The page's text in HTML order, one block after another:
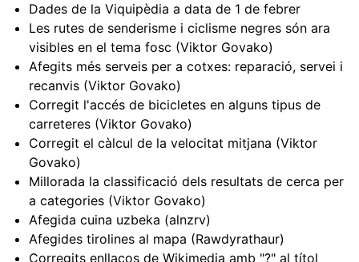
Dades de la Viquipèdia a data de 1 de febrer
Les rutes de senderisme i ciclisme negres són ara
visibles en el tema fosc (Viktor Govako)
Afegits més serveis per a cotxes: reparació, servei i
recanvis (Viktor Govako)
Corregit l'accés de bicicletes en alguns tipus de
carreteres (Viktor Govako)
Corregit el càlcul de la velocitat mitjana (Viktor
Govako)
Millorada la classificació dels resultats de cerca per
a categories (Viktor Govako)
Afegida cuina uzbeka (alnzrv)
Afegides tirolines al mapa (Rawdyrathaur)
Corregits enllaços de Wikimedia amb "?" al títol